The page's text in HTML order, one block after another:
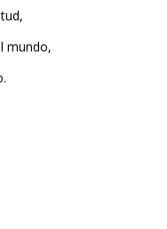
mundo,